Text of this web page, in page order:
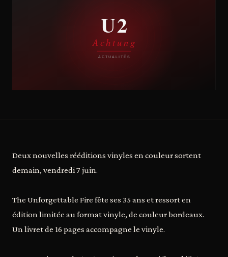
Deux nouvelles rééditions vinyles en couleur sortent
demain, vendredi 7 juin.
The Unforgettable Fire fête ses 35 ans et ressort en
édition limitée au format vinyle, de couleur bordeaux.
Un livret de 16 pages accompagne le vinyle.